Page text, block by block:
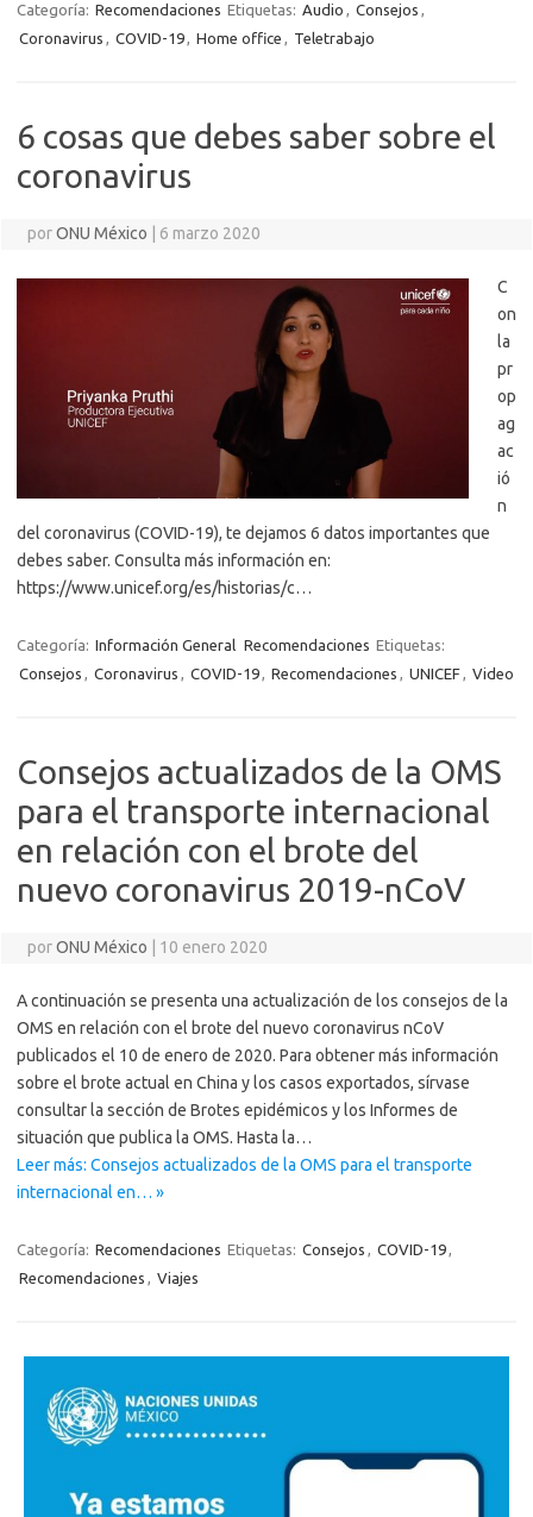
Categoría: Recomendaciones Etiquetas: Audio , Consejos ,
Coronavirus , COVID-19, Home office , Teletrabajo
6 cosas que debes saber sobre el
coronavirus
porONU México 6 marzo 2020
C
on
la
pr
op
ag
ac
ió
n
del coronavirus (COVID-19), te dejamos 6 datos importantes que
debes saber. Consulta más información en:
https://www.unicef.org/es/historias/c…
Categoría: Información General Recomendaciones Etiquetas:
Consejos , Coronavirus , COVID-19, Recomendaciones , UNICEF, Video
Consejos actualizados de la OMS
para el transporte internacional
en relación con el brote del
nuevo coronavirus 2019-nCoV
porONU México 10 enero 2020
A continuación se presenta una actualización de los consejos de la
OMS en relación con el brote del nuevo coronavirus nCoV
publicados el 10 de enero de 2020. Para obtener más información
sobre el brote actual en China y los casos exportados, sírvase
consultar la sección de Brotes epidémicos y los Informes de
situación que publica la OMS. Hasta la…
Leer más: Consejos actualizados de la OMS para el transporte
internacional en… »
Categoría: Recomendaciones Etiquetas: Consejos , COVID-19,
Recomendaciones , Viajes